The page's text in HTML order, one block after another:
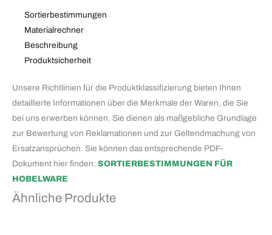
Sortierbestimmungen
Materialrechner
Beschreibung
Produktsicherheit
Unsere Richtlinien für die Produktklassifizierung bieten Ihnen
detaillierte Informationen über die Merkmale der Waren, die Sie
bei uns erwerben können. Sie dienen als maßgebliche Grundlage
zur Bewertung von Reklamationen und zur Geltendmachung von
Ersatzansprüchen. Sie können das entsprechende PDF-
Dokument hier finden: SORTIERBESTIMMUNGEN FÜR
HOBELWARE
Ähnliche Produkte